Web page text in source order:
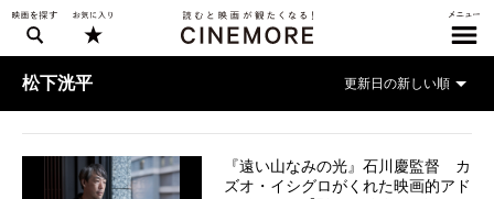
松下洸平
『遠い山なみの光』石川慶監督 カ
ズオ・イシグロがくれた映画的アド